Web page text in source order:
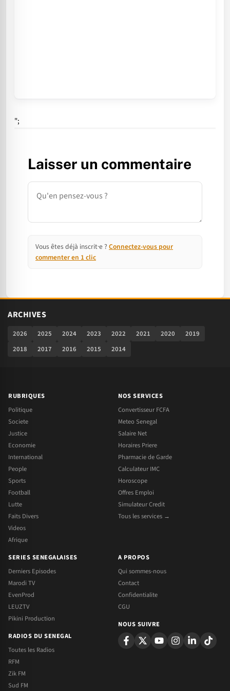
";
Laisser un commentaire
Commentaire
Vous êtes déjà inscrit·e ? Connectez-vous pour
commenter en 1 clic
ARCHIVES
2026 2025 2024 2023 2022 2021 2020
2019
2018
2017 2016 2015 2014
RUBRIQUES
Politique
Societe
Justice
Economie
International
People
Sports
Football
Lutte
Faits Divers
Videos
Afrique
NOS SERVICES
Convertisseur FCFA
Meteo Senegal
Salaire Net
Horaires Priere
Pharmacie de Garde
Calculateur IMC
Horoscope
Offres Emploi
Simulateur Credit
Tous les services →
SERIES SENEGALAISES
Derniers Episodes
Marodi TV
EvenProd
LEUZTV
Pikini Production
RADIOS DU SENEGAL
Toutes les Radios
RFM
Zik FM
Sud FM
A PROPOS
Qui sommes-nous
Contact
Confidentialite
CGU
NOUS SUIVRE